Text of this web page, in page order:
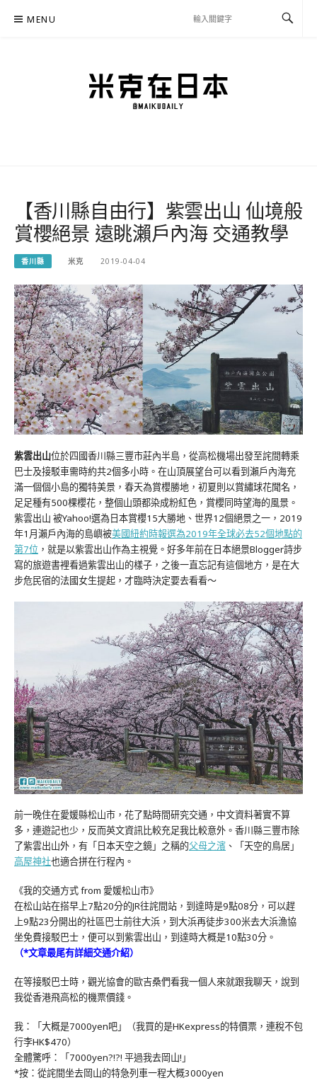
MENU
【香川縣自由行】紫雲出山 仙境般
賞櫻絕景 遠眺瀨戶內海 交通教學
香川縣 米克 2019-04-04
紫雲出山位於四國香川縣三豐市莊內半島，從高松機場出發至詫間轉乘
巴士及接駁車需時約共2個多小時。在山頂展望台可以看到瀨戶內海充
滿一個個小島的獨特美景，春天為賞櫻勝地，初夏則以賞繡球花聞名，
足足種有500棵櫻花，整個山頭都染成粉紅色，賞櫻同時望海的風景。
紫雲出山 被Yahoo!選為日本賞櫻15大勝地、世界12個絕景之一，2019
年1月瀨戶內海的島嶼被美國紐約時報選為2019年全球必去52個地點的
第7位 ，就是以紫雲出山作為主視覺。好多年前在日本絕景Blogger詩步
寫的旅遊書裡看過紫雲出山的樣子，之後一直忘記有這個地方，是在大
步危民宿的法國女生提起，才臨時決定要去看看～
前一晚住在愛媛縣松山市，花了點時間研究交通，中文資料著實不算
多，連遊記也少，反而英文資訊比較充足我比較意外。香川縣三豐市除
了紫雲出山外，有「日本天空之鏡」之稱的父母之濱 、「天空的鳥居」
高屋神社也適合拼在行程內。
《我的交通方式 from 愛媛松山市》
在松山站在搭早上7點20分的JR往詫間站，到達時是9點08分，可以趕
上9點23分開出的社區巴士前往大浜，到大浜再徒步300米去大浜漁協
坐免費接駁巴士，便可以到紫雲出山，到達時大概是10點30分。
（*文章最尾有詳細交通介紹）
在等接駁巴士時，觀光協會的歐吉桑們看我一個人來就跟我聊天，說到
我從香港飛高松的機票價錢。
我：「大概是7000yen吧」（我買的是HKexpress的特價票，連稅不包
行李HK$470）
全體驚呼：「7000yen?!?! 平過我去岡山!」
*按：從詫間坐去岡山的特急列車一程大概3000yen